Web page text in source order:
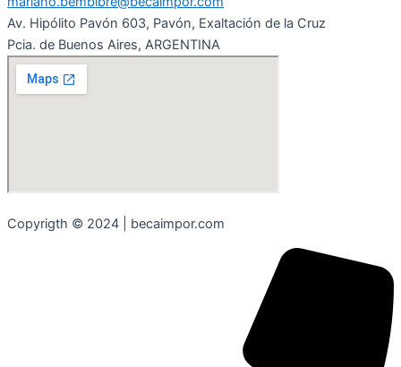
Av. Hipólito Pavón 603, Pavón, Exaltación de la Cruz
Pcia. de Buenos Aires, ARGENTINA
Copyrigth © 2024 | becaimpor.com